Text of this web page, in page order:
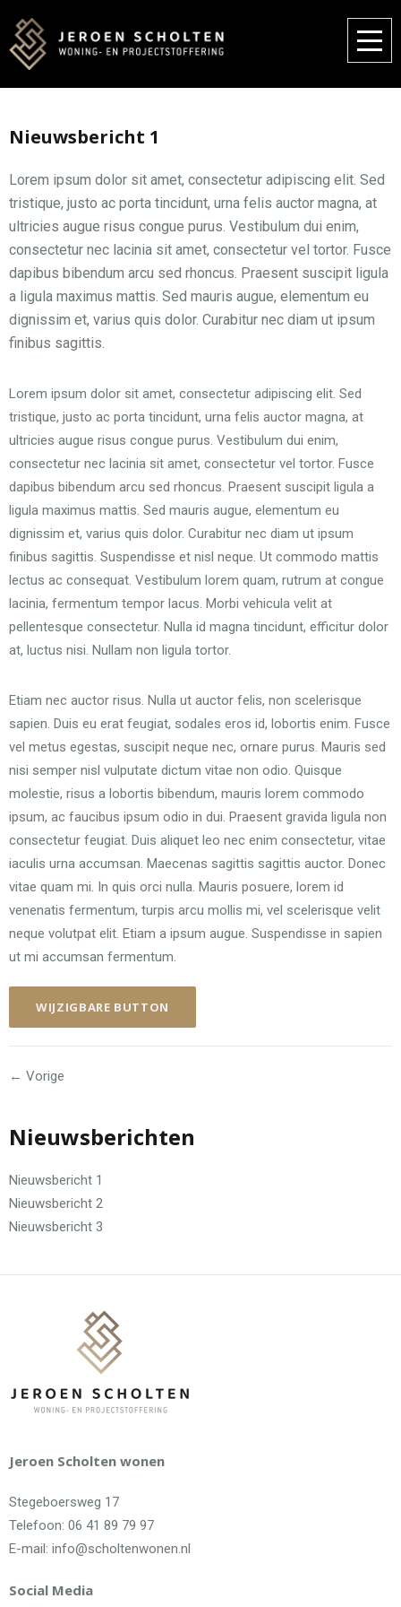
Nieuwsbericht 1
Lorem ipsum dolor sit amet, consectetur adipiscing elit. Sed
tristique, justo ac porta tincidunt, urna felis auctor magna, at
ultricies augue risus congue purus. Vestibulum dui enim,
consectetur nec lacinia sit amet, consectetur vel tortor. Fusce
dapibus bibendum arcu sed rhoncus. Praesent suscipit ligula
a ligula maximus mattis. Sed mauris augue, elementum eu
dignissim et, varius quis dolor. Curabitur nec diam ut ipsum
finibus sagittis.
Lorem ipsum dolor sit amet, consectetur adipiscing elit. Sed
tristique, justo ac porta tincidunt, urna felis auctor magna, at
ultricies augue risus congue purus. Vestibulum dui enim,
consectetur nec lacinia sit amet, consectetur vel tortor. Fusce
dapibus bibendum arcu sed rhoncus. Praesent suscipit ligula a
ligula maximus mattis. Sed mauris augue, elementum eu
dignissim et, varius quis dolor. Curabitur nec diam ut ipsum
finibus sagittis. Suspendisse et nisl neque. Ut commodo mattis
lectus ac consequat. Vestibulum lorem quam, rutrum at congue
lacinia, fermentum tempor lacus. Morbi vehicula velit at
pellentesque consectetur. Nulla id magna tincidunt, efficitur dolor
at, luctus nisi. Nullam non ligula tortor.
Etiam nec auctor risus. Nulla ut auctor felis, non scelerisque
sapien. Duis eu erat feugiat, sodales eros id, lobortis enim. Fusce
vel metus egestas, suscipit neque nec, ornare purus. Mauris sed
nisi semper nisl vulputate dictum vitae non odio. Quisque
molestie, risus a lobortis bibendum, mauris lorem commodo
ipsum, ac faucibus ipsum odio in dui. Praesent gravida ligula non
consectetur feugiat. Duis aliquet leo nec enim consectetur, vitae
iaculis urna accumsan. Maecenas sagittis sagittis auctor. Donec
vitae quam mi. In quis orci nulla. Mauris posuere, lorem id
venenatis fermentum, turpis arcu mollis mi, vel scelerisque velit
neque volutpat elit. Etiam a ipsum augue. Suspendisse in sapien
ut mi accumsan fermentum.
WIJZIGBARE BUTTON
← Vorige
Nieuwsberichten
Nieuwsbericht 1
Nieuwsbericht 2
Nieuwsbericht 3
Jeroen Scholten wonen
Stegeboersweg 17
Telefoon: 06 41 89 79 97
E-mail: info@scholtenwonen.nl
Social Media